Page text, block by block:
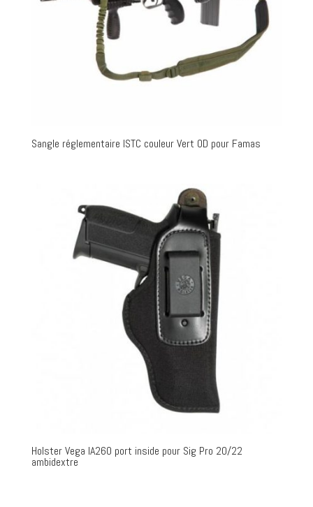
Sangle réglementaire ISTC couleur Vert OD pour Famas
Holster Vega IA260 port inside pour Sig Pro 20/22
ambidextre